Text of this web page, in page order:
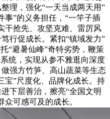
理，强化“一天当成两天用”
事”的义务担任，“一竿子插
干抢先、攻坚克难、雷厉风
行促成长。紧扣“镇域发力”
“避暑仙峰”奇特劣势，鞭策
统，实现从参不雅逛向深度
强方竹笋、高山蔬菜等生态
宝”尺度化、品牌化成长。持
下层善治，擦亮“全国文明
可感可及的成长。